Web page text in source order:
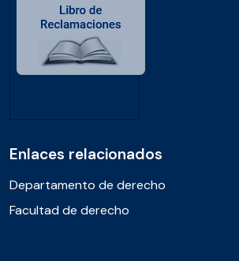
Enlaces relacionados
Departamento de derecho
Facultad de derecho